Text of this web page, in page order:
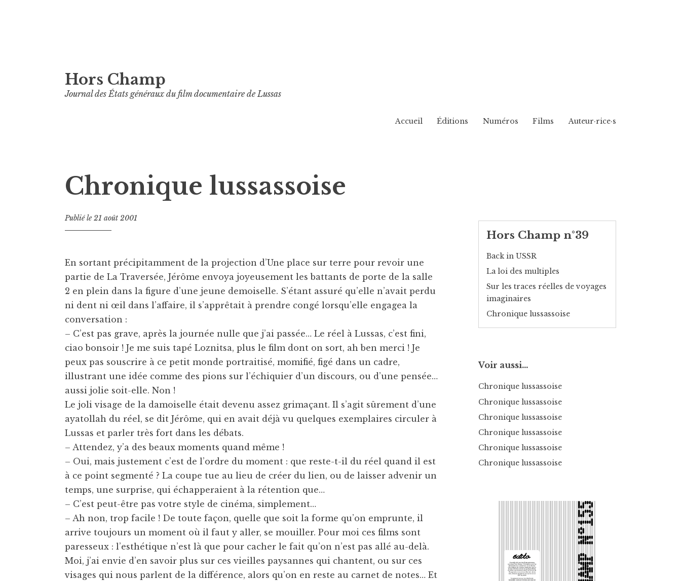
au
contenu
Hors Champ
Journal des États généraux du film documentaire de Lussas
Accueil Éditions Numéros Films Auteur·rice·s
Chronique lussassoise
Publié le21 août 2001
En sortant précipitamment de la projection d’Une place sur terre pour revoir une
partie de La Traversée, Jérôme envoya joyeusement les battants de porte de la salle
2 en plein dans la figure d’une jeune demoiselle. S’étant assuré qu’elle n’avait perdu
ni dent ni œil dans l’affaire, il s’apprêtait à prendre congé lorsqu’elle engagea la
conversation :
– C’est pas grave, après la journée nulle que j’ai passée… Le réel à Lussas, c’est fini,
ciao bonsoir ! Je me suis tapé Loznitsa, plus le film dont on sort, ah ben merci ! Je
peux pas souscrire à ce petit monde portraitisé, momifié, figé dans un cadre,
illustrant une idée comme des pions sur l’échiquier d’un discours, ou d’une pensée…
aussi jolie soit-elle. Non !
Le joli visage de la damoiselle était devenu assez grimaçant. Il s’agit sûrement d’une
ayatollah du réel, se dit Jérôme, qui en avait déjà vu quelques exemplaires circuler à
Lussas et parler très fort dans les débats.
– Attendez, y’a des beaux moments quand même !
– Oui, mais justement c’est de l’ordre du moment : que reste-t-il du réel quand il est
à ce point segmenté ? La coupe tue au lieu de créer du lien, ou de laisser advenir un
temps, une surprise, qui échapperaient à la rétention que…
– C’est peut-être pas votre style de cinéma, simplement…
– Ah non, trop facile ! De toute façon, quelle que soit la forme qu’on emprunte, il
arrive toujours un moment où il faut y aller, se mouiller. Pour moi ces films sont
paresseux : l’esthétique n’est là que pour cacher le fait qu’on n’est pas allé au-delà.
Moi, j’ai envie d’en savoir plus sur ces vieilles paysannes qui chantent, ou sur ces
visages qui nous parlent de la différence, alors qu’on en reste au carnet de notes… Et
Hors Champ n°39
Back in USSR
La loi des multiples
Sur les traces réelles de voyages
imaginaires
Chronique lussassoise
Voir aussi…
Chronique lussassoise
Chronique lussassoise
Chronique lussassoise
Chronique lussassoise
Chronique lussassoise
Chronique lussassoise